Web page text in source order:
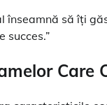
înseamnă să îți
succes.”
Care